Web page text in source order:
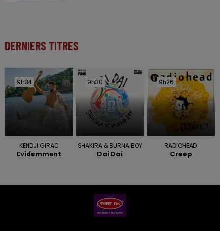
DERNIERS TITRES
9h34
9h34
KENDJI GIRAC
Evidemment
9h30
9h30
SHAKIRA & BURNA BOY
Dai Dai
9h26
9h26
RADIOHEAD
Creep